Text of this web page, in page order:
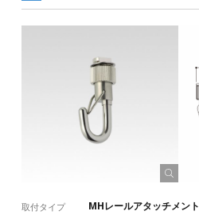
取付タイプ MHレールアタッチメント